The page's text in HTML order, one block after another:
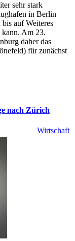
sehr stark
in Berlin
bis auf Weiteres
Am 23.
daher das
für zunächst
nach Zürich
Wirtschaft